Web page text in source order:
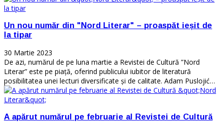
Un nou număr din "Nord Literar" – proaspăt ieșit de
la tipar
30 Martie 2023
De azi, numărul de pe luna martie a Revistei de Cultură ”Nord
Literar” este pe piață, oferind publicului iubitor de literatură
posibilitatea unei lecturi diversificate și de calitate. Adam Puslojić…
A apărut numărul pe februarie al Revistei de Cultură